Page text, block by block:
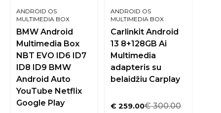
ANDROID OS
MULTIMEDIA BOX
BMW Android
Multimedia Box
NBT EVO ID6 ID7
ID8 ID9 BMW
Android Auto
YouTube Netflix
Google Play
ANDROID OS
MULTIMEDIA BOX
Carlinkit Android
13 8+128GB Ai
Multimedia
adapteris su
belaidžiu Carplay
€300.00
€259.00